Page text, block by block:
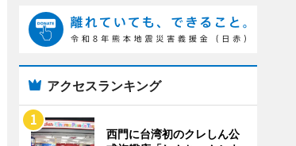
アクセスランキング
西門に台湾初のクレしん公